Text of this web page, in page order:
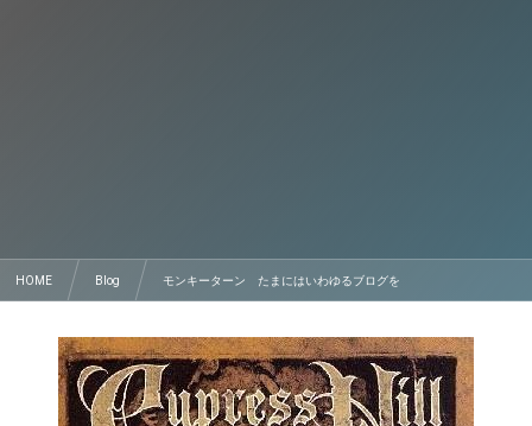
HOME Blog モンキーターン たまにはいわゆるブログを